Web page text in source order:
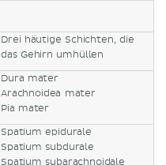
Drei häutige Schichten, die
das Gehirn umhüllen
Dura mater
Arachnoidea mater
Pia mater
Spatium epidurale
Spatium subdurale
Spatium subarachnoidale